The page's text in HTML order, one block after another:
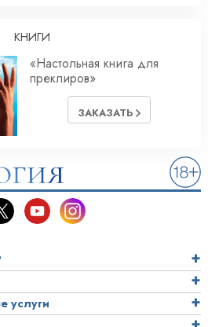
КНИГИ
«Настольная книга для
преклиров»
ЗАКАЗАТЬ
услуги